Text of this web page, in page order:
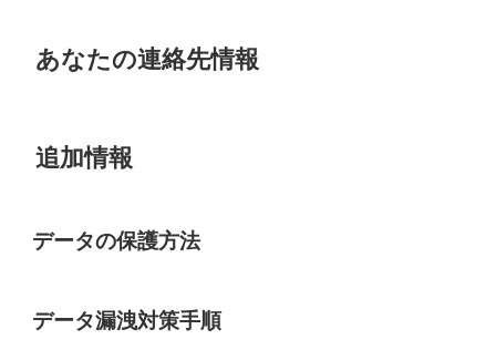
あなたの連絡先情報
追加情報
データの保護方法
データ漏洩対策手順